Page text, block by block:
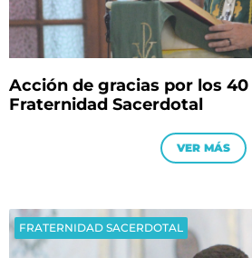
Acción de gracias por los 40
Fraternidad Sacerdotal
VER MÁS
FRATERNIDAD SACERDOTAL